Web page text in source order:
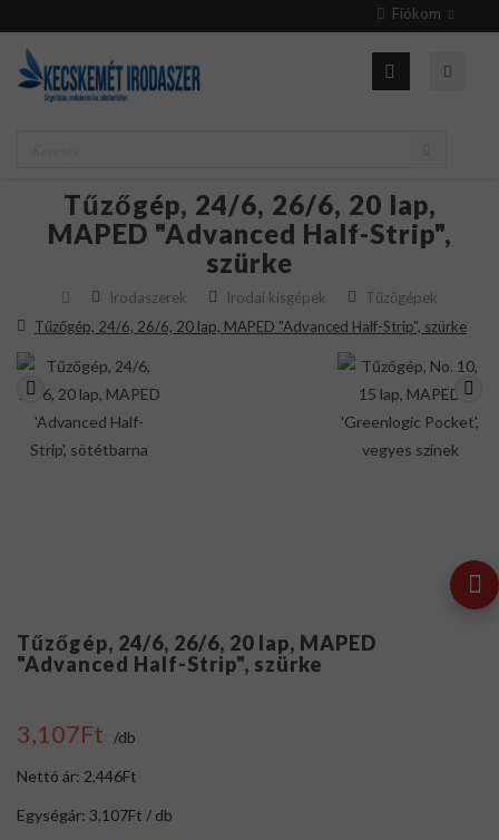
Fiókom
Tűzőgép, 24/6, 26/6, 20 lap,
MAPED "Advanced Half-Strip",
szürke
Irodaszerek Irodai kisgépek
Tűzőgépek
Tűzőgép, 24/6, 26/6, 20 lap, MAPED "Advanced Half-Strip", szürke
Tűzőgép, 24/6, 26/6, 20 lap, MAPED
"Advanced Half-Strip", szürke
3,107Ft /db
Nettó ár: 2,446Ft
Egységár: 3,107Ft / db